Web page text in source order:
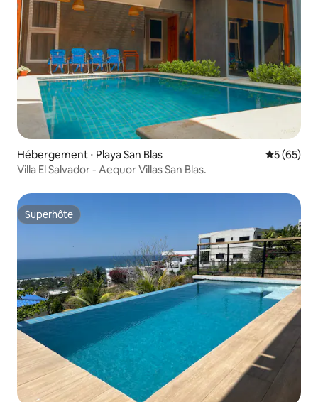
Hébergement ⋅ Playa San Blas
5 (65)
Villa El Salvador - Aequor Villas San Blas.
Superhôte
Superhôte